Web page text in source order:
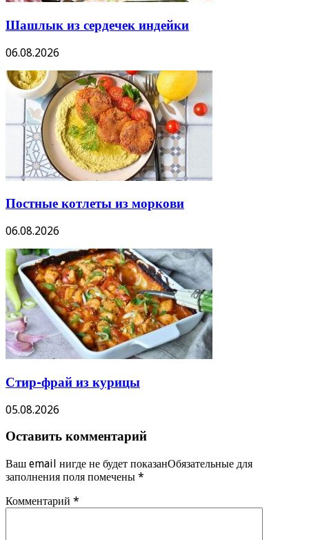
Шашлык из сердечек индейки
06.08.2026
Постные котлеты из моркови
06.08.2026
Стир-фрай из курицы
05.08.2026
Оставить комментарий
Ваш email нигде не будет показанОбязательные для
заполнения поля помечены *
Комментарий *